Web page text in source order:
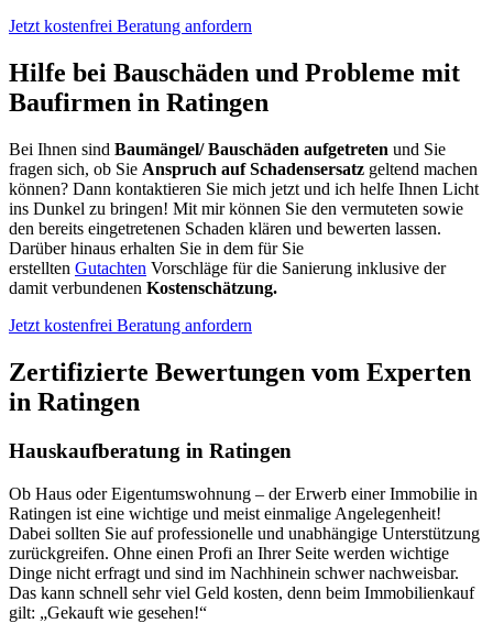
Jetzt kostenfrei Beratung anfordern
Hilfe bei Bauschäden und Probleme mit
Baufirmen in Ratingen
Bei Ihnen sind Baumängel/ Bauschäden aufgetreten und Sie
fragen sich, ob Sie Anspruch auf Schadensersatz geltend machen
können? Dann kontaktieren Sie mich jetzt und ich helfe Ihnen Licht
ins Dunkel zu bringen! Mit mir können Sie den vermuteten sowie
den bereits eingetretenen Schaden klären und bewerten lassen.
Darüber hinaus erhalten Sie in dem für Sie
erstellten Gutachten Vorschläge für die Sanierung inklusive der
damit verbundenen Kostenschätzung.
Jetzt kostenfrei Beratung anfordern
Zertifizierte Bewertungen vom Experten
in Ratingen
Hauskaufberatung in Ratingen
Ob Haus oder Eigentumswohnung – der Erwerb einer Immobilie in
Ratingen ist eine wichtige und meist einmalige Angelegenheit!
Dabei sollten Sie auf professionelle und unabhängige Unterstützung
zurückgreifen. Ohne einen Profi an Ihrer Seite werden wichtige
Dinge nicht erfragt und sind im Nachhinein schwer nachweisbar.
Das kann schnell sehr viel Geld kosten, denn beim Immobilienkauf
gilt: „Gekauft wie gesehen!“